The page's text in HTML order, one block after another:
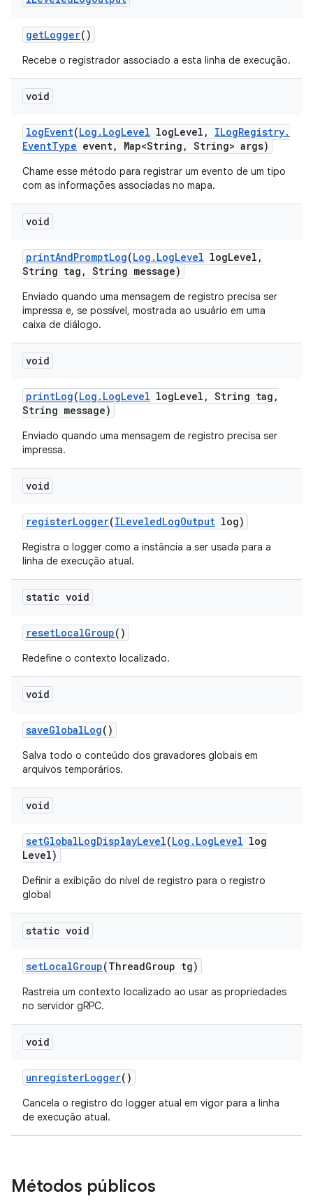
getLogger()
Recebe o registrador associado a esta linha de execução.
void
logEvent(Log . LogLevel logLevel , ILogRegistry.
EventType event, Map<String , String> args)
Chame esse método para registrar um evento de um tipo
com as informações associadas no mapa.
void
printAndPromptLog(Log . LogLevel logLevel ,
String tag , String message)
Enviado quando uma mensagem de registro precisa ser
impressa e, se possível, mostrada ao usuário em uma
caixa de diálogo.
void
printLog(Log . LogLevel logLevel , String tag ,
String message)
Enviado quando uma mensagem de registro precisa ser
impressa.
void
registerLogger(ILeveledLogOutput log)
Registra o logger como a instância a ser usada para a
linha de execução atual.
static void
resetLocalGroup()
Redefine o contexto localizado.
void
saveGlobalLog()
Salva todo o conteúdo dos gravadores globais em
arquivos temporários.
void
setGlobalLogDisplayLevel(Log . LogLevel log
Level)
Definir a exibição do nível de registro para o registro
global
static void
setLocalGroup(ThreadGroup tg)
Rastreia um contexto localizado ao usar as propriedades
no servidor gRPC.
void
unregisterLogger()
Cancela o registro do logger atual em vigor para a linha
de execução atual.
Métodos públicos